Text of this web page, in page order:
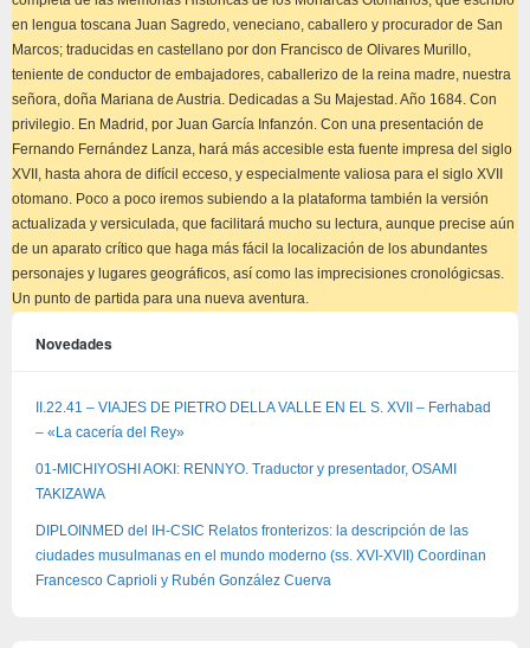
en lengua toscana Juan Sagredo, veneciano, caballero y procurador de San
Marcos; traducidas en castellano por don Francisco de Olivares Murillo,
teniente de conductor de embajadores, caballerizo de la reina madre, nuestra
señora, doña Mariana de Austria. Dedicadas a Su Majestad. Año 1684. Con
privilegio. En Madrid, por Juan García Infanzón. Con una presentación de
Fernando Fernández Lanza, hará más accesible esta fuente impresa del siglo
XVII, hasta ahora de difícil ecceso, y especialmente valiosa para el siglo XVII
otomano. Poco a poco iremos subiendo a la plataforma también la versión
actualizada y versiculada, que facilitará mucho su lectura, aunque precise aún
de un aparato crítico que haga más fácil la localización de los abundantes
personajes y lugares geográficos, así como las imprecisiones cronológicsas.
Un punto de partida para una nueva aventura.
Novedades
II.22.41 – VIAJES DE PIETRO DELLA VALLE EN EL S. XVII – Ferhabad
– «La cacería del Rey»
01-MICHIYOSHI AOKI: RENNYO. Traductor y presentador, OSAMI
TAKIZAWA
DIPLOINMED del IH-CSIC Relatos fronterizos: la descripción de las
ciudades musulmanas en el mundo moderno (ss. XVI-XVII) Coordinan
Francesco Caprioli y Rubén González Cuerva